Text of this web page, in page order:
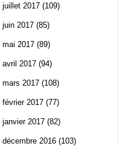
juillet 2017 (109)
juin 2017 (85)
mai 2017 (89)
avril 2017 (94)
mars 2017 (108)
février 2017 (77)
janvier 2017 (82)
décembre 2016 (103)